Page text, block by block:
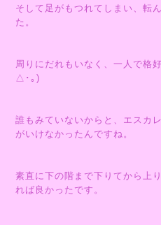
そして足がもつれてしまい、転
た。
周りにだれもいなく、一人で格
△･｡)
誰もみていないからと、エスカ
がいけなかったんですね。
素直に下の階まで下りてから上
れば良かったです。